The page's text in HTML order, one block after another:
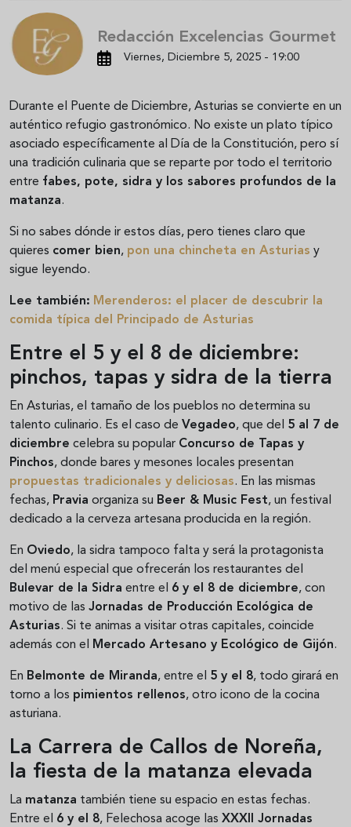
Redacción Excelencias Gourmet
Viernes, Diciembre 5, 2025 - 19:00
Durante el Puente de Diciembre, Asturias se convierte en un
auténtico refugio gastronómico. No existe un plato típico
asociado específicamente al Día de la Constitución, pero sí
una tradición culinaria que se reparte por todo el territorio
entre fabes, pote, sidra y los sabores profundos de la
matanza.
Si no sabes dónde ir estos días, pero tienes claro que
quieres comer bien, pon una chincheta en Asturias y
sigue leyendo.
Lee también: Merenderos: el placer de descubrir la
comida típica del Principado de Asturias
Entre el 5 y el 8 de diciembre:
pinchos, tapas y sidra de la tierra
En Asturias, el tamaño de los pueblos no determina su
talento culinario. Es el caso de Vegadeo, que del 5 al 7 de
diciembre celebra su popular Concurso de Tapas y
Pinchos, donde bares y mesones locales presentan
propuestas tradicionales y deliciosas. En las mismas
fechas, Pravia organiza su Beer & Music Fest, un festival
dedicado a la cerveza artesana producida en la región.
En Oviedo, la sidra tampoco falta y será la protagonista
del menú especial que ofrecerán los restaurantes del
Bulevar de la Sidra entre el 6 y el 8 de diciembre, con
motivo de las Jornadas de Producción Ecológica de
Asturias. Si te animas a visitar otras capitales, coincide
además con el Mercado Artesano y Ecológico de Gijón.
En Belmonte de Miranda, entre el 5 y el 8, todo girará en
torno a los pimientos rellenos, otro icono de la cocina
asturiana.
La Carrera de Callos de Noreña,
la fiesta de la matanza elevada
La matanza también tiene su espacio en estas fechas.
Entre el 6 y el 8, Felechosa acoge las XXXII Jornadas